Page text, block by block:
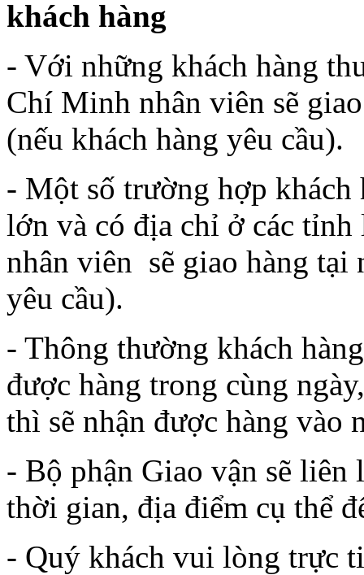
khách hàng
- Với những khách hàng
Chí Minh nhân viên sẽ
(nếu khách hàng yêu cầu).
- Một số trường hợp khách
lớn và có địa chỉ ở các
nhân viên sẽ giao hàng tại
yêu cầu).
- Thông thường khách
được hàng trong cùng
thì sẽ nhận được hàng vào
- Bộ phận Giao vận sẽ liên
thời gian, địa điểm cụ thể
- Quý khách vui lòng trực